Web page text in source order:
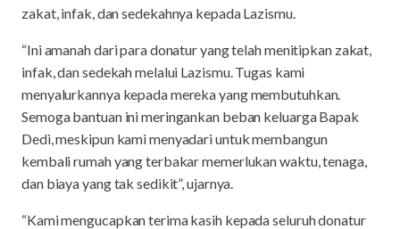
zakat, infak, dan sedekahnya kepada Lazismu.
“Ini amanah dari para donatur yang telah menitipkan zakat,
infak, dan sedekah melalui Lazismu. Tugas kami
menyalurkannya kepada mereka yang membutuhkan.
Semoga bantuan ini meringankan beban keluarga Bapak
Dedi, meskipun kami menyadari untuk membangun
kembali rumah yang terbakar memerlukan waktu, tenaga,
dan biaya yang tak sedikit”, ujarnya.
“Kami mengucapkan terima kasih kepada seluruh donatur